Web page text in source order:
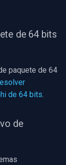
de 64 bits
paquete de 64
de 64 bits.
de